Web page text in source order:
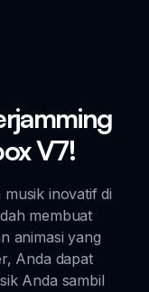
V7!
inovatif di
membuat
animasi yang
Anda dapat
Anda sambil